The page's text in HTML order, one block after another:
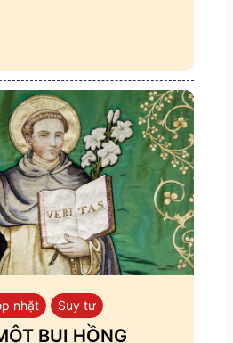
nhặt Suy tư
BỤI HỒNG